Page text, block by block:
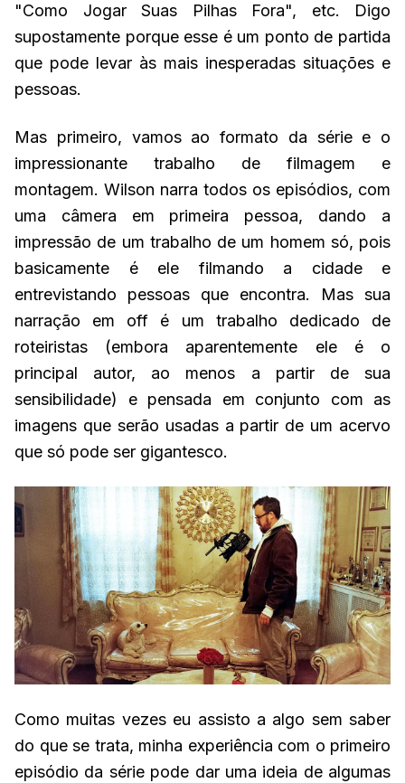
"Como Jogar Suas Pilhas Fora", etc. Digo
supostamente porque esse é um ponto de partida
que pode levar às mais inesperadas situações e
pessoas.
Mas primeiro, vamos ao formato da série e o
impressionante trabalho de filmagem e
montagem. Wilson narra todos os episódios, com
uma câmera em primeira pessoa, dando a
impressão de um trabalho de um homem só, pois
basicamente é ele filmando a cidade e
entrevistando pessoas que encontra. Mas sua
narração em off é um trabalho dedicado de
roteiristas (embora aparentemente ele é o
principal autor, ao menos a partir de sua
sensibilidade) e pensada em conjunto com as
imagens que serão usadas a partir de um acervo
que só pode ser gigantesco.
Como muitas vezes eu assisto a algo sem saber
do que se trata, minha experiência com o primeiro
episódio da série pode dar uma ideia de algumas